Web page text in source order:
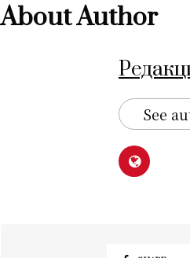
About Author
See